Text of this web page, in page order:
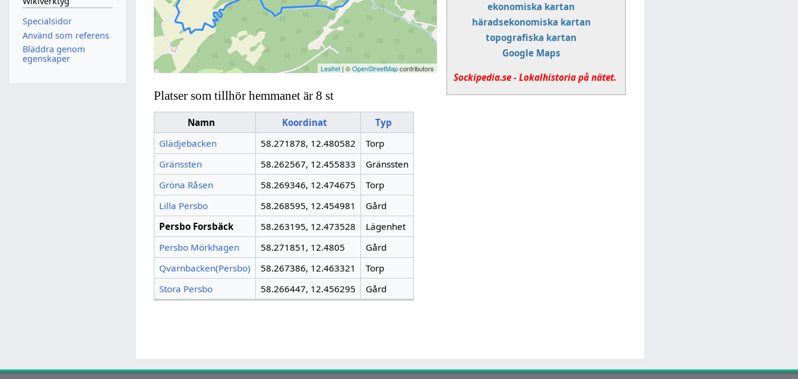
ekonomiska kartan
häradsekonomiska kartan
topografiska kartan
Google Maps
Sockipedia.se - Lokalhistoria på nätet.
Leaflet | ©OpenStreetMapcontributors
Platser som tillhör hemmanet är 8 st
Namn Koordinat
Typ
Glädjebacken
58.271878, 12.480582
Torp
Gränssten
58.262567, 12.455833
Gränssten
Gröna Råsen
58.269346, 12.474675
Torp
Lilla Persbo
58.268595, 12.454981
Gård
Persbo Forsbäck
58.263195, 12.473528
Lägenhet
Persbo Mörkhagen
58.271851, 12.4805
Gård
Qvarnbacken(Persbo)
58.267386, 12.463321
Torp
Stora Persbo
58.266447, 12.456295 Gård
Specialsidor
Använd som referens
Bläddra genom
egenskaper